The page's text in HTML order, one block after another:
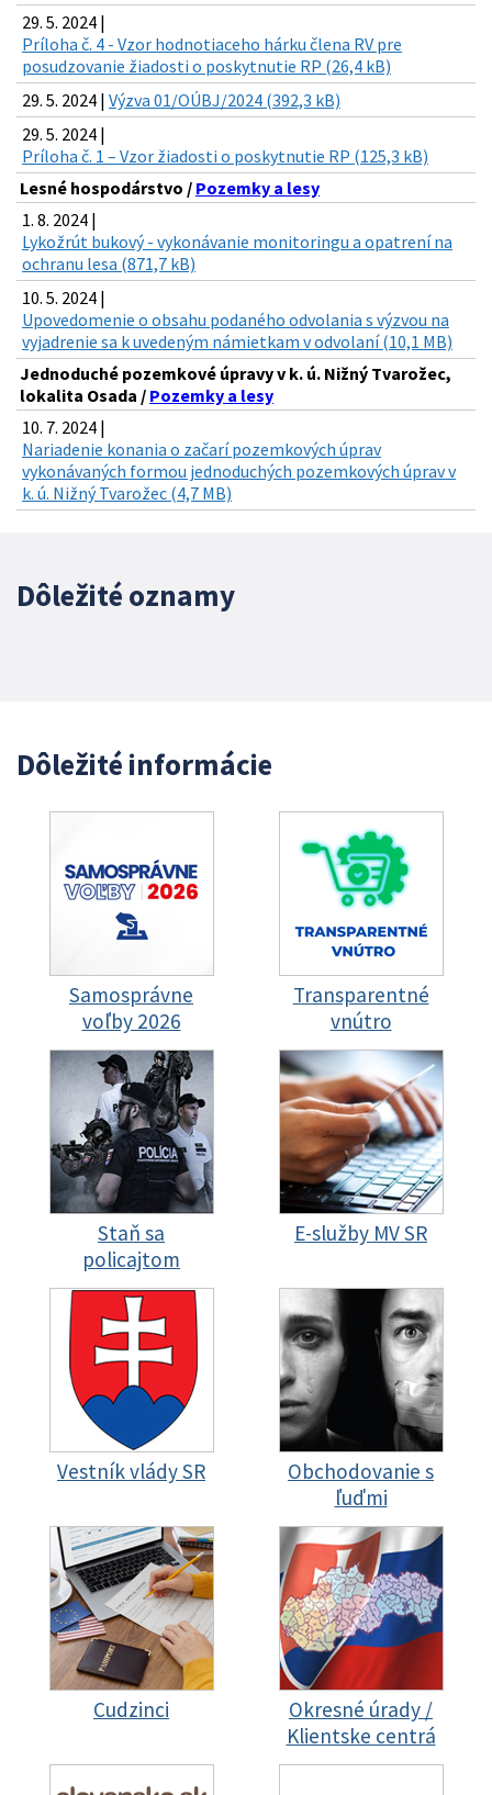
29. 5. 2024 |
Príloha č. 4 - Vzor hodnotiaceho hárku člena RV pre
posudzovanie žiadosti o poskytnutie RP (26,4 kB)
29. 5. 2024 | Výzva 01/OÚBJ/2024 (392,3 kB)
29. 5. 2024 |
Príloha č. 1 – Vzor žiadosti o poskytnutie RP (125,3 kB)
Lesné hospodárstvo / Pozemky a lesy
1. 8. 2024 |
Lykožrút bukový - vykonávanie monitoringu a opatrení na
ochranu lesa (871,7 kB)
10. 5. 2024 |
Upovedomenie o obsahu podaného odvolania s výzvou na
vyjadrenie sa k uvedeným námietkam v odvolaní (10,1 MB)
Jednoduché pozemkové úpravy v k. ú. Nižný Tvarožec,
lokalita Osada / Pozemky a lesy
10. 7. 2024 |
Nariadenie konania o začarí pozemkových úprav
vykonávaných formou jednoduchých pozemkových úprav v
k. ú. Nižný Tvarožec (4,7 MB)
Dôležité oznamy
Dôležité informácie
Samosprávne
voľby 2026
Transparentné
vnútro
Staň sa
policajtom
E-služby MV SR
Vestník vlády SR
Obchodovanie s
ľuďmi
Cudzinci
Okresné úrady /
Klientske centrá